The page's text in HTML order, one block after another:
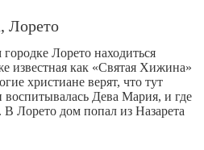
Лорето
Лорето находиться
известная как «Святая Хижина»
христиане верят, что тут
воспитывалась Дева Мария, и где
Лорето дом попал из Назарета